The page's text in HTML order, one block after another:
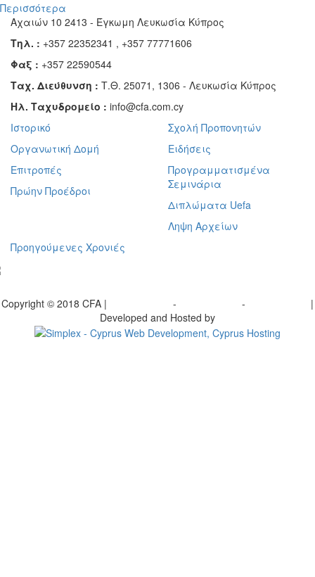
Περισσότερα
Αχαιών 10 2413 - Έγκωμη Λευκωσία Κύπρος
Τηλ. : +357 22352341 , +357 77771606
Φαξ : +357 22590544
Ταχ. Διεύθυνση : Τ.Θ. 25071, 1306 - Λευκωσία Κύπρος
Ηλ. Ταχυδρομείο : info@cfa.com.cy
Ιστορικό
Οργανωτική Δομή
Επιτροπές
Πρώην Προέδροι
Σχολή Προπονητών
Ειδήσεις
Προγραμματισμένα
Σεμινάρια
Διπλώματα Uefa
Ληψη Αρχείων
Προηγούμενες Χρονιές
Copyright © 2018 CFA | - -
|
Developed and Hosted by